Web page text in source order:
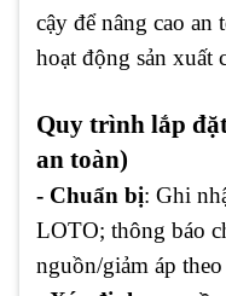
cậy để nâng cao an
hoạt động sản xuất
Quy trình lắp
an toàn)
- Chuẩn bị: Ghi
LOTO; thông báo
nguồn/giảm áp